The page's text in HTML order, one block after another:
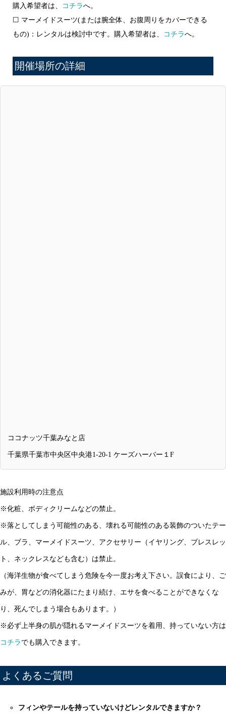
購入希望者は、 コチラへ。
☐ マーメイドスーツ(または腕全体、お腹周りをカバーできる
もの)：レンタルは検討中です。購入希望者は、
コチラへ。
開催場所の詳細
ココナッツ千葉みなと店
千葉県千葉市中央区中央港1-20-1 ケーズハーバー１F
施設利用時の注意点
※化粧、ボディクリームなどの禁止。
※落としてしまう可能性のある、壊れる可能性のある装飾のついたテー
ル、ブラ、マーメイドスーツ、アクセサリー（イヤリング、ブレスレッ
ト、ネックレスなども含む）は禁止。
（海洋生物が食べてしまう危険を今一度お考え下さい。誤食により、ご
みが、胃などの消化器にたまり続け、エサを食べることができなくな
り、死んでしまう場合もあります。）
※必ず上半身の肌が隠れるマーメイドスーツを着用、持っていない方は
コチラ でも購入できます。
よくあるご質問
フィンやテールを持っていないけどレンタルできますか？